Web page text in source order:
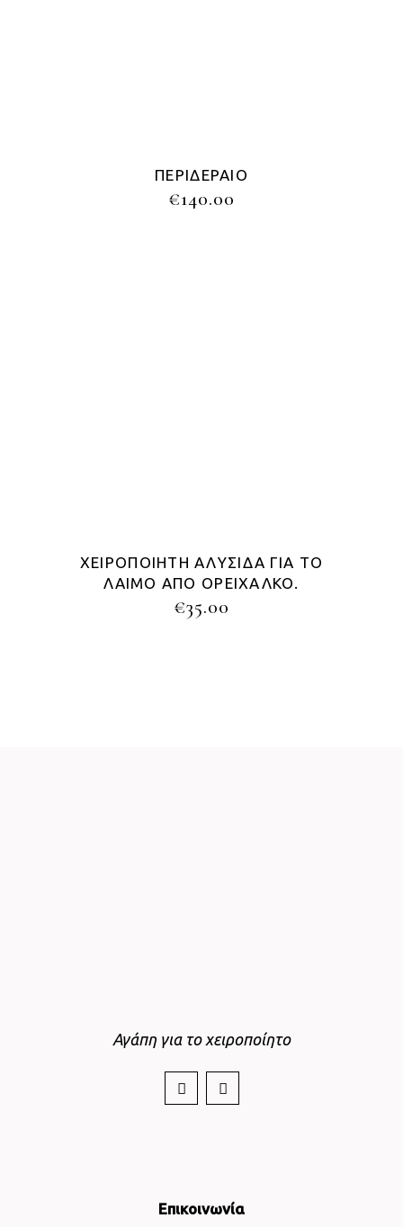
ΠΕΡΙΔΈΡΑΙΟ
€140.00
ΧΕΙΡΟΠΟΊΗΤΗ ΑΛΥΣΊΔΑ ΓΙΑ ΤΟ
ΛΑΙΜΌ ΑΠΌ ΟΡΕΊΧΑΛΚΟ.
€35.00
Αγάπη για το χειροποίητο
Επικοινωνία